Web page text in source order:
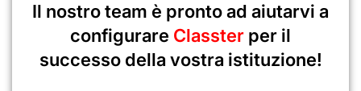
Il nostro team è pronto ad aiutarvi a
configurare Classter per il
successo della vostra istituzione!